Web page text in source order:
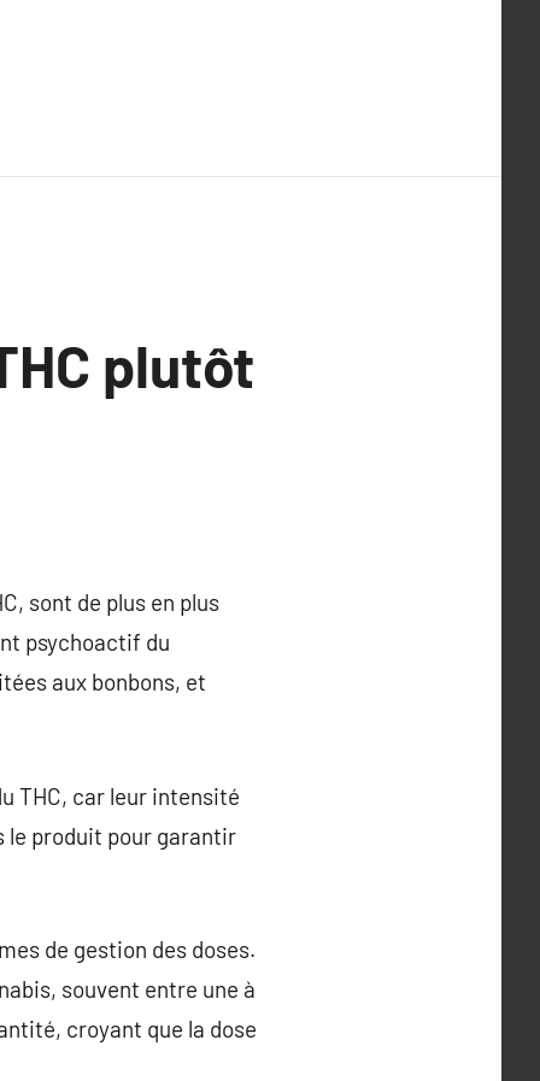
plutôt
sont de plus en plus
psychoactif du
aux bonbons, et
THC, car leur intensité
le produit pour garantir
de gestion des doses.
souvent entre une à
croyant que la dose